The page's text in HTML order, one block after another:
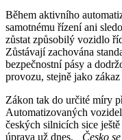
Během aktivního
samotnému řízení ani
zůstat způsobilý vozidlo
Zůstávají zachována
bezpečnostní pásy a
provozu, stejně jako
Zákon tak do určité míry
Automatizovaných
českých silnicích sice
úprava už dnes. „Česko